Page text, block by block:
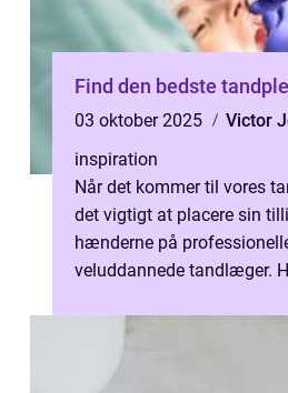
Find den bedste
03 oktober 2025
Victor
inspiration
Når det kommer til vores
det vigtigt at placere sin
hænderne på
veluddannede tandlæger.